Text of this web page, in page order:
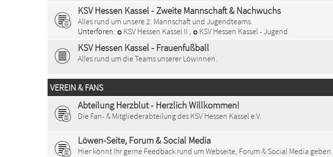
KSV Hessen Kassel - Zweite Mannschaft & Nachwuchs
Alles rund um unsere 2. Mannschaft und Jugendteams.
Unterforen:
KSV Hessen Kassel II , KSV Hessen Kassel - Jugend
KSV Hessen Kassel - Frauenfußball
Alles rund um die Teams unserer Löwinnen.
VEREIN & FANS
Abteilung Herzblut - Herzlich Willkommen!
Die Fan- & Mitgliederabteilung des KSV Hessen Kassel e.V.
Löwen-Seite, Forum & Social Media
Hier könnt Ihr gerne Feedback rund um Webseite, Forum & Social Media geben.